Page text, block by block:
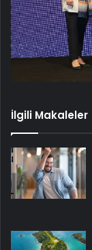
İlgili Makaleler